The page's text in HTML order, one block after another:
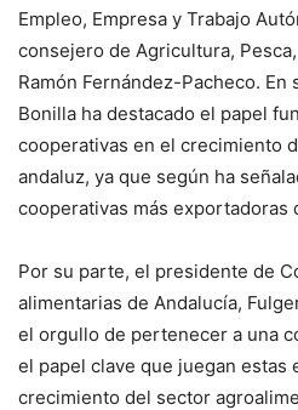
Empleo, Empresa y Trabajo
consejero de Agricultura,
Ramón Fernández-Pacheco.
Bonilla ha destacado el papel
cooperativas en el crecimiento
andaluz, ya que según ha
cooperativas más exportadoras
Por su parte, el presidente de
alimentarias de Andalucía,
el orgullo de pertenecer a una
el papel clave que juegan estas
crecimiento del sector